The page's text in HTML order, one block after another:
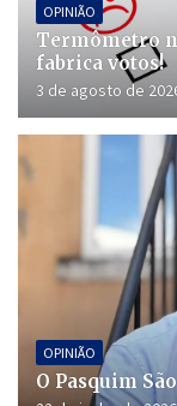
OPINIÃO
Termômetro
fabrica votos!
3 de agosto de
OPINIÃO
O Pasquim